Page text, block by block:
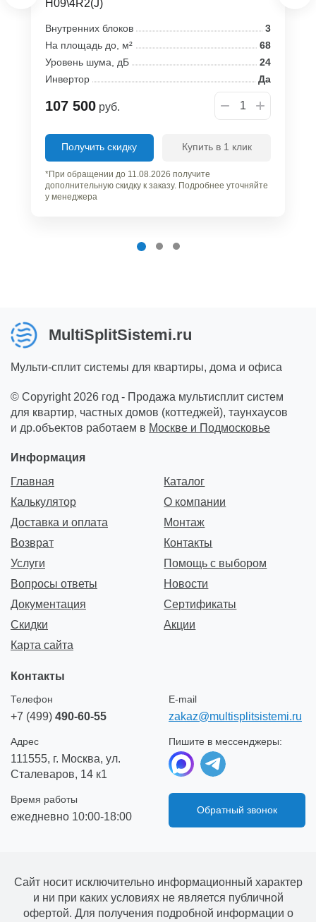
H09\4R2(J)
Внутренних блоков
3
На площадь до, м²
68
Уровень шума, дБ
24
Инвертор
Да
107 500 руб.
Получить скидку Купить в 1 клик
*При обращении до 11.08.2026 получите
дополнительную скидку к заказу. Подробнее уточняйте
у менеджера
MultiSplitSistemi.ru
Мульти-сплит системы для квартиры, дома и офиса
© Copyright 2026 год - Продажа мультисплит систем
для квартир, частных домов (коттеджей), таунхаусов
и др.объектов работаем в Москве и Подмосковье
Информация
Главная
Каталог
Калькулятор
О компании
Доставка и оплата
Монтаж
Возврат
Контакты
Услуги
Помощь с выбором
Вопросы ответы
Новости
Документация
Сертификаты
Скидки
Акции
Карта сайта
Контакты
Телефон
+7 (499) 490-60-55
E-mail
zakaz@multisplitsistemi.ru
Адрес
111555, г. Москва, ул.
Сталеваров, 14 к1
Пишите в мессенджеры:
Время работы
ежедневно 10:00-18:00
Обратный звонок
Сайт носит исключительно информационный характер
и ни при каких условиях не является публичной
офертой. Для получения подробной информации о